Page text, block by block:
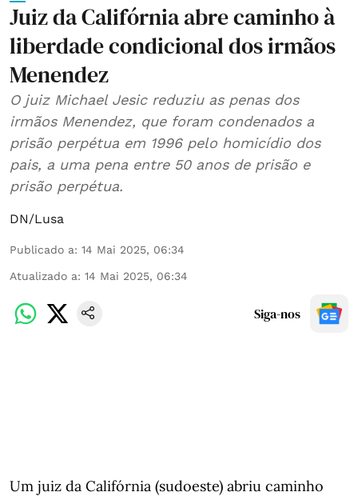
Juiz da Califórnia abre caminho à
liberdade condicional dos irmãos
Menendez
O juiz Michael Jesic reduziu as penas dos
irmãos Menendez, que foram condenados a
prisão perpétua em 1996 pelo homicídio dos
pais, a uma pena entre 50 anos de prisão e
prisão perpétua.
DN/Lusa
Publicado a: 14 Mai 2025, 06:34
Atualizado a: 14 Mai 2025, 06:34
Siga-nos
Um juiz da Califórnia (sudoeste) abriu caminho